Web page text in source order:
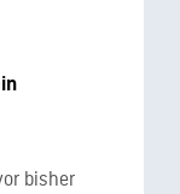
bisher